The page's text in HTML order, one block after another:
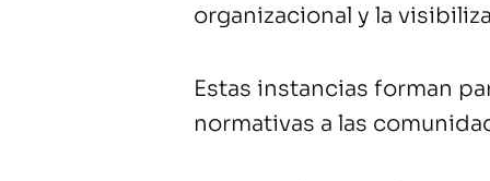
organizacional y la
Estas instancias forman
normativas a las